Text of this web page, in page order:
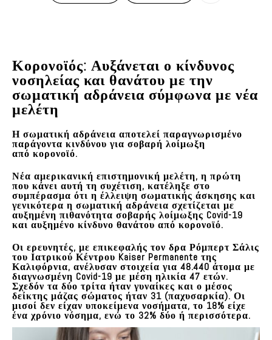
Κορονοϊός: Αυξάνεται ο κίνδυνος
νοσηλείας και θανάτου με την
σωματική αδράνεια σύμφωνα με νέα
μελέτη
Η σωματική αδράνεια αποτελεί παραγνωρισμένο
παράγοντα κινδύνου για σοβαρή λοίμωξη
από κορονοϊό.
Νέα αμερικανική επιστημονική μελέτη, η πρώτη
που κάνει αυτή τη συχέτιση, κατέληξε στο
συμπέρασμα ότι η έλλειψη σωματικής άσκησης και
γενικότερα η σωματική αδράνεια σχετίζεται με
αυξημένη πιθανότητα σοβαρής λοίμωξης Covid-19
και αυξημένο κίνδυνο θανάτου από κορονοϊό.
Οι ερευνητές, με επικεφαλής τον δρα Ρόμπερτ Σάλις
του Ιατρικού Κέντρου Kaiser Permanente της
Καλιφόρνια, ανέλυσαν στοιχεία για 48.440 άτομα με
διαγνωσμένη Covid-19 με μέση ηλικία 47 ετών.
Σχεδόν τα δύο τρίτα ήταν γυναίκες και ο μέσος
δείκτης μάζας σώματος ήταν 31 (παχυσαρκία). Οι
μισοί δεν είχαν υποκείμενα νοσήματα, το 18% είχε
ένα χρόνιο νόσημα, ενώ το 32% δύο ή περισσότερα.